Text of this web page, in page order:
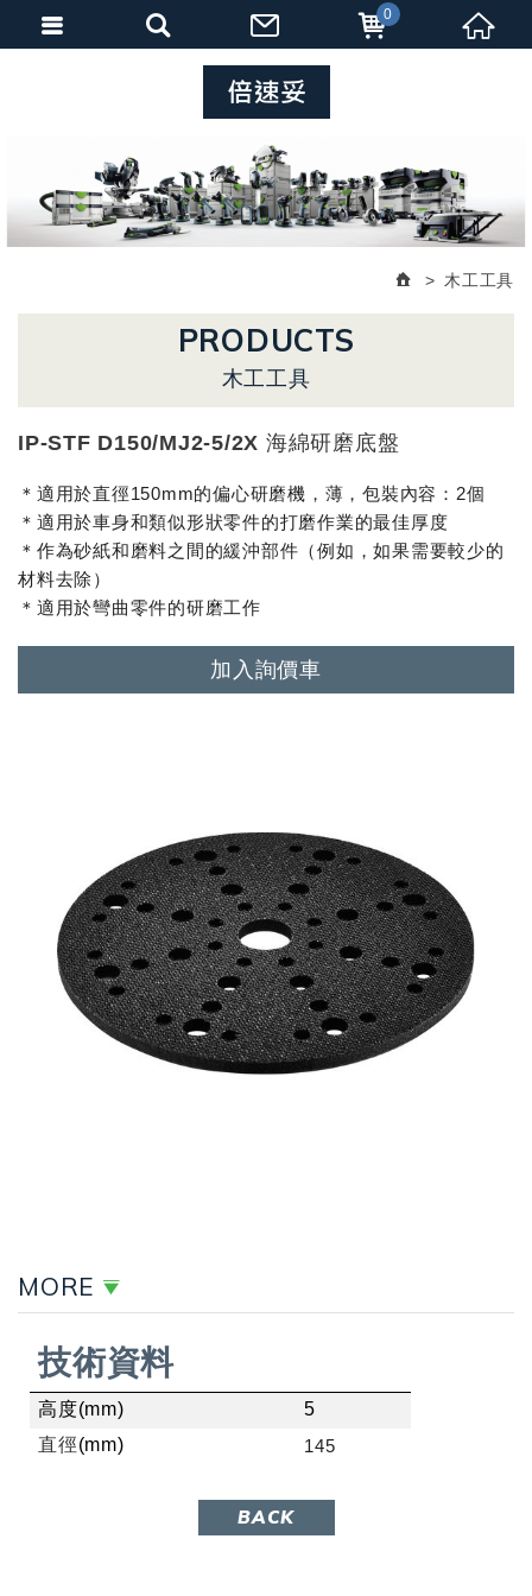
木工工具
PRODUCTS
木工工具
IP-STF D150/MJ2-5/2X 海綿研磨底盤
＊適用於直徑150mm的偏心研磨機，薄，包裝內容：2個
＊適用於車身和類似形狀零件的打磨作業的最佳厚度
＊作為砂紙和磨料之間的緩沖部件（例如，如果需要較少的
材料去除）
＊適用於彎曲零件的研磨工作
加入詢價車
MORE
技術資料
高度(mm)
5
直徑(mm) 145
BACK
0